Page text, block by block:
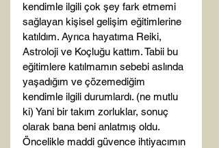
kendimle ilgili çok şey fark etmemi
sağlayan kişisel gelişim eğitimlerine
katıldım. Ayrıca hayatıma Reiki,
Astroloji ve Koçluğu kattım. Tabii bu
eğitimlere katılmamın sebebi aslında
yaşadığım ve çözemediğim
kendimle ilgili durumlardı. (ne mutlu
ki) Yani bir takım zorluklar, sonuç
olarak bana beni anlatmış oldu.
Öncelikle maddi güvence ihtiyacımın